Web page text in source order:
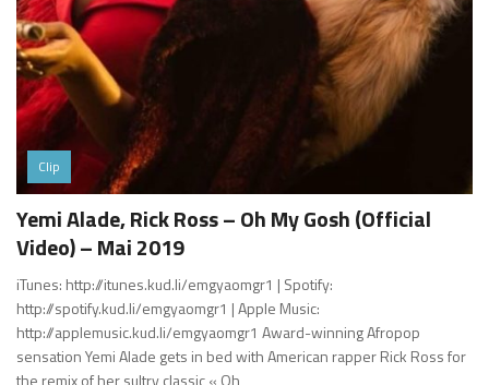
Clip
Yemi Alade, Rick Ross – Oh My Gosh (Official
Video) – Mai 2019
iTunes: http://itunes.kud.li/emgyaomgr1 | Spotify:
http://spotify.kud.li/emgyaomgr1 | Apple Music:
http://applemusic.kud.li/emgyaomgr1 Award-winning Afropop
sensation Yemi Alade gets in bed with American rapper Rick Ross for
the remix of her sultry classic « Oh